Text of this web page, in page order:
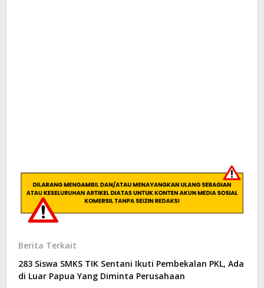
Berita Terkait
283 Siswa SMKS TIK Sentani Ikuti Pembekalan PKL, Ada
di Luar Papua Yang Diminta Perusahaan